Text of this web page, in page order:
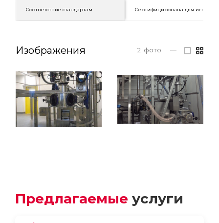
Соответствие стандартам Сертифицирована для
Изображения 2 фото —
Предлагаемые услуги